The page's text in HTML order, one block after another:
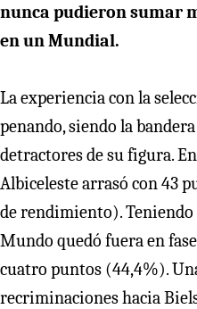
nunca pudieron sumar
en un Mundial.
La experiencia con la
penando, siendo la
detractores de su figura.
Albiceleste arrasó con 43
de rendimiento). Teniendo
Mundo quedó fuera en
cuatro puntos (44,4%).
recriminaciones hacia